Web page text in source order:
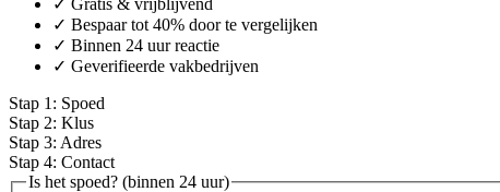
✓ Bespaar tot 40% door te vergelijken
✓ Binnen 24 uur reactie
✓ Geverifieerde vakbedrijven
Stap 1 : Spoed
Stap 2: Klus
Stap 3: Adres
Stap 4: Contact
Is het spoed? (binnen 24 uur)